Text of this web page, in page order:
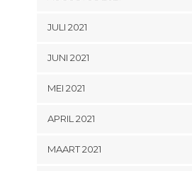
JULI 2021
JUNI 2021
MEI 2021
APRIL 2021
MAART 2021